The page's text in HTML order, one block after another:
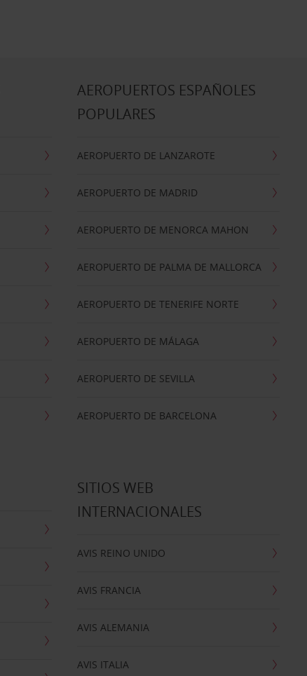
AEROPUERTOS ESPAÑOLES
POPULARES
AEROPUERTO DE LANZAROTE
AEROPUERTO DE MADRID
AEROPUERTO DE MENORCA MAHON
AEROPUERTO DE PALMA DE MALLORCA
AEROPUERTO DE TENERIFE NORTE
AEROPUERTO DE MÁLAGA
AEROPUERTO DE SEVILLA
AEROPUERTO DE BARCELONA
SITIOS WEB
INTERNACIONALES
AVIS REINO UNIDO
AVIS FRANCIA
AVIS ALEMANIA
AVIS ITALIA